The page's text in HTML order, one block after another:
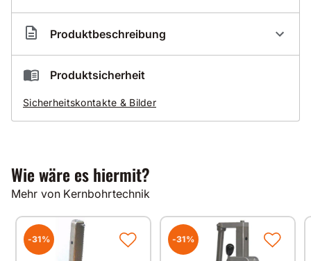
Artikelnummer FL250017
Produktbeschreibung
17 - Ersatzteil - Bohrwassersammelring+Spanngriff
für Fleika Bohrständer KF 250
Produktsicherheit
Sicherheitskontakte & Bilder
Wie wäre es hiermit?
Mehr von Kernbohrtechnik
-31% -31%